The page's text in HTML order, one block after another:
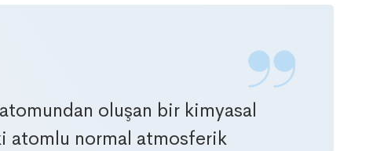
oluşan bir kimyasal
atomlu normal atmosferik